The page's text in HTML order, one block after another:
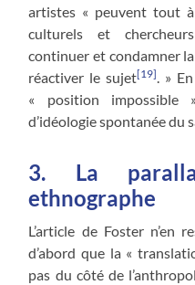
artistes « peuvent tout
culturels et
continuer et condamner
réactiver le sujet[19]. »
« position impossible
d’idéologie spontanée du
3. La
ethnographe
L’article de Foster n’en
d’abord que la «
pas du côté de